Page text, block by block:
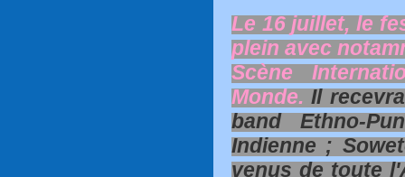
Le 16 juillet, le
plein avec
Scène
Monde. Il
band Ethno-
Indienne ;
venus de toute